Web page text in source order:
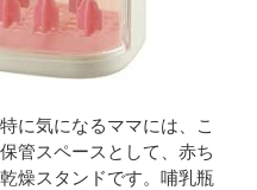
に気になるママには、こ
管スペースとして、赤ち
燥スタンドです。哺乳瓶